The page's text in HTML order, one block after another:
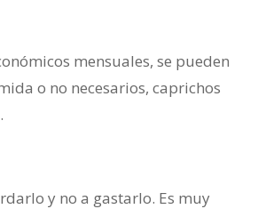
mensuales, se pueden
o no necesarios, caprichos
y no a gastarlo. Es muy